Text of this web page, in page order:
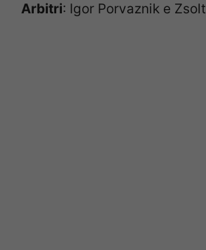
Arbitri: Igor Porvaznik e